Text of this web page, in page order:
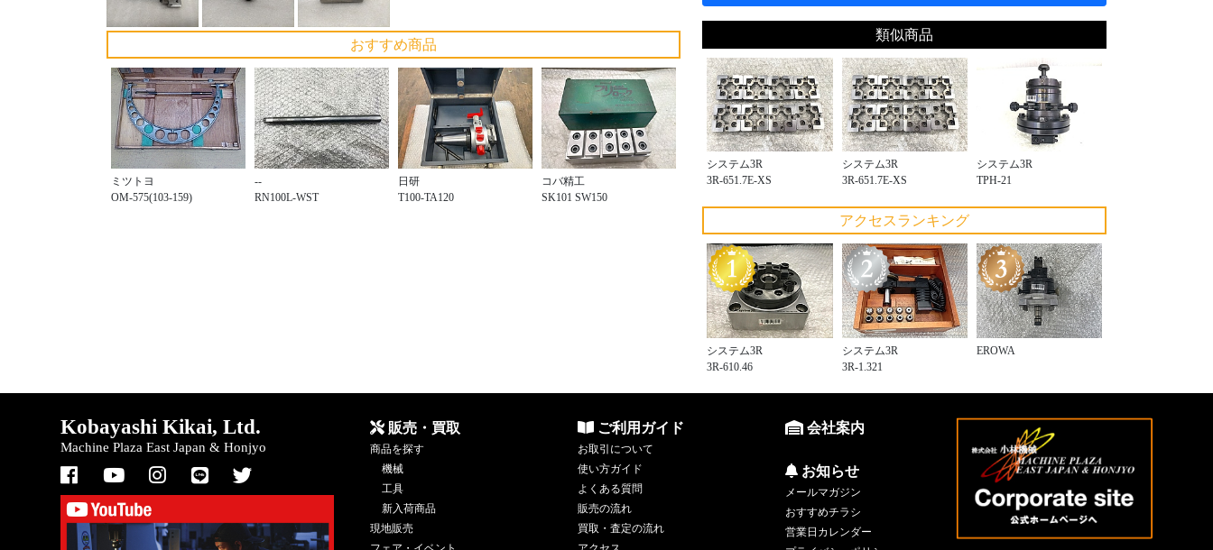
おすすめ商品
ミツトヨ
OM-575(103-159)
--
RN100L-WST
日研
T100-TA120
コバ精工
SK101 SW150
類似商品
システム3R
3R-651.7E-XS
システム3R
3R-651.7E-XS
システム3R
TPH-21
アクセスランキング
システム3R
3R-610.46
システム3R
3R-1.321
EROWA
Kobayashi Kikai, Ltd.
Machine Plaza East Japan & Honjyo
販売・買取
商品を探す
機械
工具
新入荷商品
現地販売
ご利用ガイド
お取引について
使い方ガイド
よくある質問
販売の流れ
買取・査定の流れ
会社案内
お知らせ
メールマガジン
おすすめチラシ
営業日カレンダー